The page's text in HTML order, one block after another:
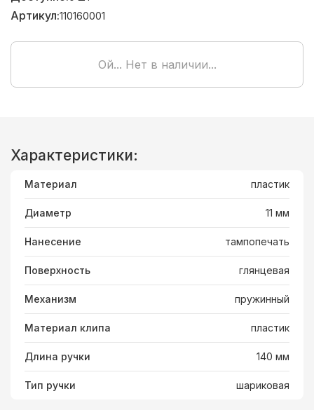
Артикул:110160001
Ой... Нет в наличии...
Характеристики:
Материал пластик
Диаметр 11 мм
Нанесение тампопечать
Поверхность глянцевая
Механизм пружинный
Материал клипа пластик
Длина ручки 140 мм
Тип ручки шариковая